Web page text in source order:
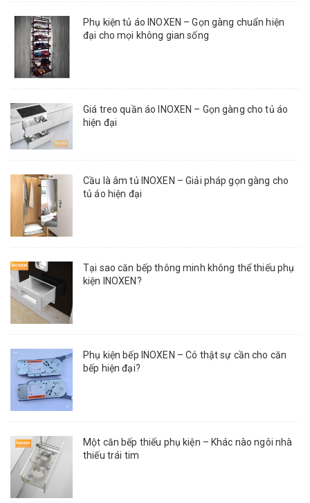
Phụ kiện tủ áo INOXEN – Gọn gàng chuẩn hiện
đại cho mọi không gian sống
Giá treo quần áo INOXEN – Gọn gàng cho tủ áo
hiện đại
Cầu là âm tủ INOXEN – Giải pháp gọn gàng cho
tủ áo hiện đại
Tại sao căn bếp thông minh không thể thiếu phụ
kiện INOXEN?
Phụ kiện bếp INOXEN – Có thật sự cần cho căn
bếp hiện đại?
Một căn bếp thiếu phụ kiện – Khác nào ngôi nhà
thiếu trái tim